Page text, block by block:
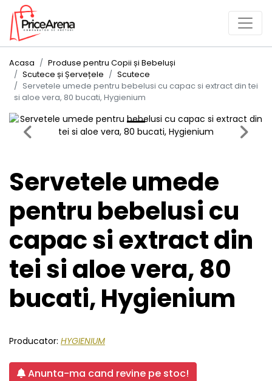
Acasa
Produse pentru Copii și Bebeluși
Scutece și Șervețele
Scutece
Servetele umede pentru bebelusi cu capac si extract din tei
si aloe vera, 80 bucati, Hygienium
Previous Next
Servetele umede
pentru bebelusi cu
capac si extract din
tei si aloe vera, 80
bucati, Hygienium
Producator: HYGIENIUM
Anunta-ma cand revine pe stoc!